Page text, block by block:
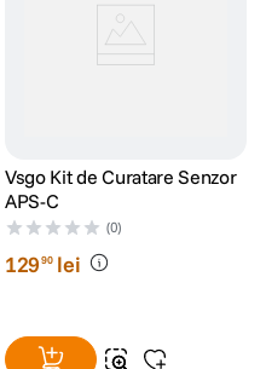
în camera
Vsgo Kit de Curatare Senzor
APS-C
(0)
12990 lei